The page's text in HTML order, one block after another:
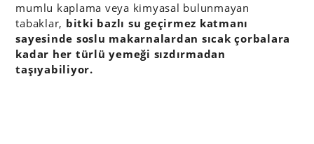
mumlu kaplama veya kimyasal bulunmayan
tabaklar, bitki bazlı su geçirmez katmanı
sayesinde soslu makarnalardan sıcak çorbalara
kadar her türlü yemeği sızdırmadan
taşıyabiliyor.